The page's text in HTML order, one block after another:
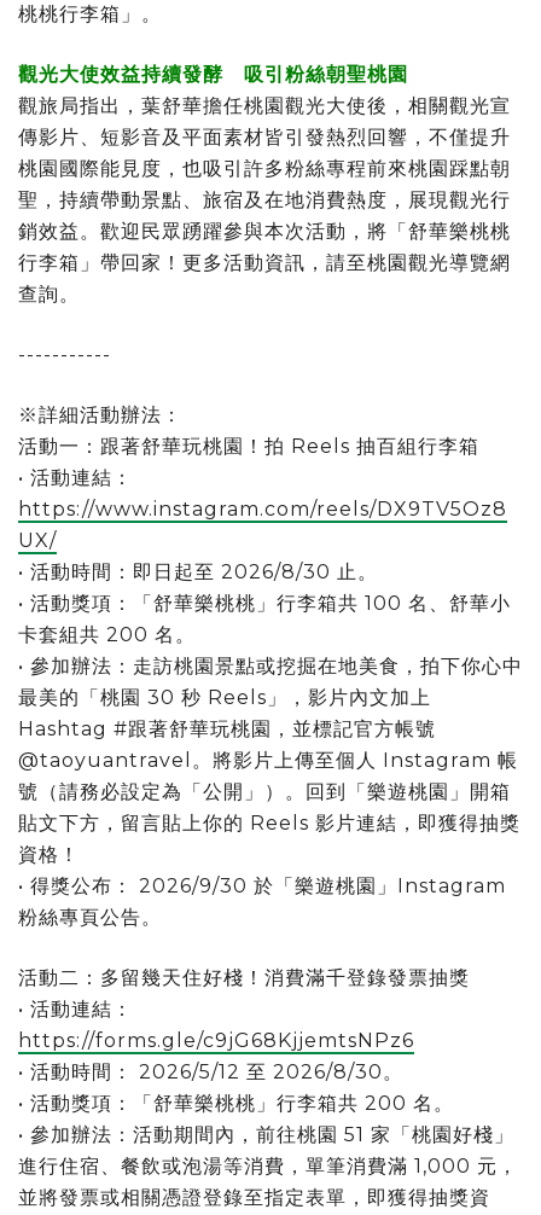
桃桃行李箱」。
觀光大使效益持續發酵 吸引粉絲朝聖桃園
觀旅局指出，葉舒華擔任桃園觀光大使後，相關觀光宣
傳影片、短影音及平面素材皆引發熱烈回響，不僅提升
桃園國際能見度，也吸引許多粉絲專程前來桃園踩點朝
聖，持續帶動景點、旅宿及在地消費熱度，展現觀光行
銷效益。歡迎民眾踴躍參與本次活動，將「舒華樂桃桃
行李箱」帶回家！更多活動資訊，請至桃園觀光導覽網
查詢。
-----------
※詳細活動辦法：
活動一：跟著舒華玩桃園！拍 Reels 抽百組行李箱
• 活動連結：
https://www.instagram.com/reels/DX9TV5Oz8
UX/
• 活動時間：即日起至 2026/8/30 止。
• 活動獎項：「舒華樂桃桃」行李箱共 100 名、舒華小
卡套組共 200 名。
• 參加辦法：走訪桃園景點或挖掘在地美食，拍下你心中
最美的「桃園 30 秒 Reels」，影片內文加上
Hashtag #跟著舒華玩桃園，並標記官方帳號
@taoyuantravel。將影片上傳至個人 Instagram 帳
號（請務必設定為「公開」）。回到「樂遊桃園」開箱
貼文下方，留言貼上你的 Reels 影片連結，即獲得抽獎
資格！
• 得獎公布： 2026/9/30 於「樂遊桃園」Instagram
粉絲專頁公告。
活動二：多留幾天住好棧！消費滿千登錄發票抽獎
• 活動連結：
https://forms.gle/c9jG68KjjemtsNPz6
• 活動時間： 2026/5/12 至 2026/8/30。
• 活動獎項：「舒華樂桃桃」行李箱共 200 名。
• 參加辦法：活動期間內，前往桃園 51 家「桃園好棧」
進行住宿、餐飲或泡湯等消費，單筆消費滿 1,000 元，
並將發票或相關憑證登錄至指定表單，即獲得抽獎資